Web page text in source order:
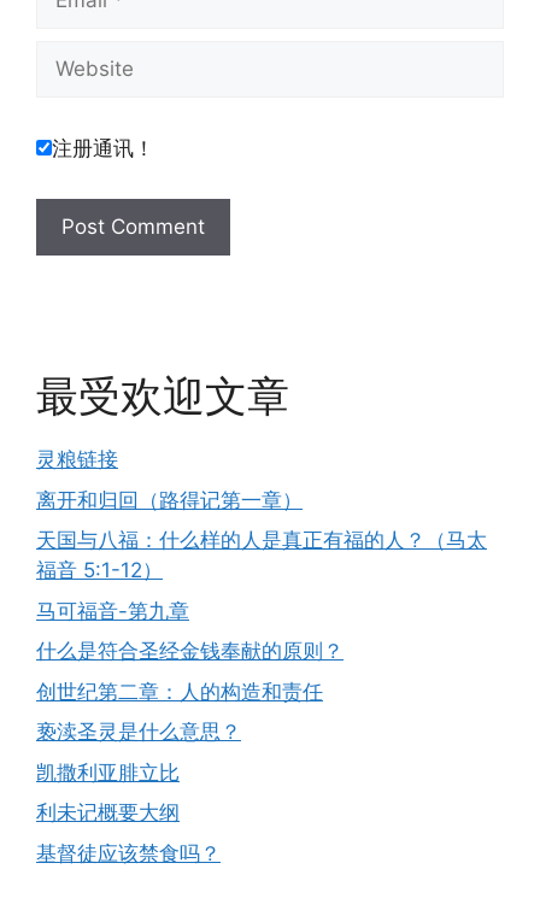
Website
注册通讯！
最受欢迎文章
灵粮链接
离开和归回（路得记第一章）
天国与八福：什么样的人是真正有福的人？（马太
福音 5:1-12）
马可福音-第九章
什么是符合圣经金钱奉献的原则？
创世纪第二章：人的构造和责任
亵渎圣灵是什么意思？
凯撒利亚腓立比
利未记概要大纲
基督徒应该禁食吗？